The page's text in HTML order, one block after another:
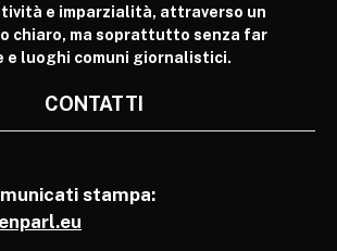
e imparzialità, attraverso un
chiaro, ma soprattutto senza far
e luoghi comuni giornalistici.
CONTATTI
stampa: